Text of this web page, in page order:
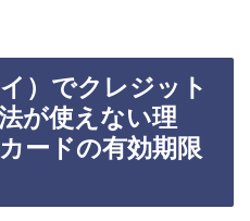
）でクレジット
が使えない理
ードの有効期限